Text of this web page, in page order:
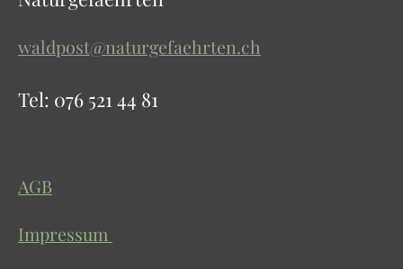
t
a
g
r
a
s
A
u
b
waldpost@naturgefaehrten.ch
Tel: 076 521 44 81
AGB
Impressum